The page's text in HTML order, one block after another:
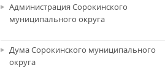
Администрация Сорокинского
муниципального округа
Дума Сорокинского муниципального
округа